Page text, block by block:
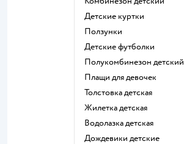
Детские куртки
Ползунки
Детские футболки
Полукомбинезон детский
Плащи для девочек
Толстовка детская
Жилетка детская
Водолазка детская
Дождевики детские